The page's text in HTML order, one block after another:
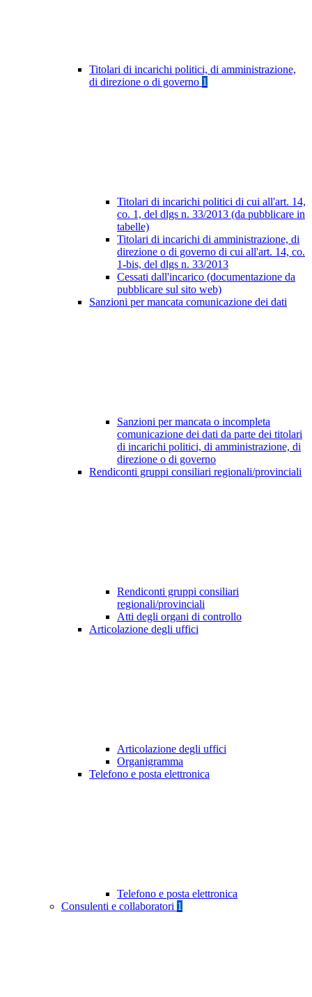
Titolari di incarichi politici, di amministrazione,
di direzione o di governo 1
Titolari di incarichi politici di cui all'art. 14,
co. 1, del dlgs n. 33/2013 (da pubblicare in
tabelle)
Titolari di incarichi di amministrazione, di
direzione o di governo di cui all'art. 14, co.
1-bis, del dlgs n. 33/2013
Cessati dall'incarico (documentazione da
pubblicare sul sito web)
Sanzioni per mancata comunicazione dei dati
Sanzioni per mancata o incompleta
comunicazione dei dati da parte dei titolari
di incarichi politici, di amministrazione, di
direzione o di governo
Rendiconti gruppi consiliari regionali/provinciali
Rendiconti gruppi consiliari
regionali/provinciali
Atti degli organi di controllo
Articolazione degli uffici
Articolazione degli uffici
Organigramma
Telefono e posta elettronica
Telefono e posta elettronica
Consulenti e collaboratori 1